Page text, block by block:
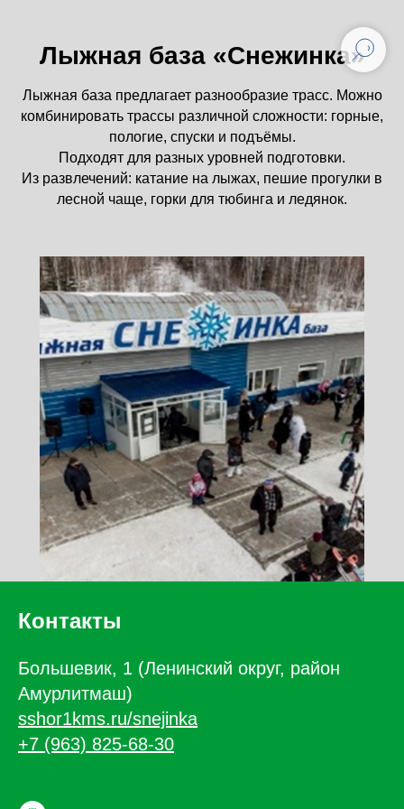
Лыжная база «Снежинка»
Лыжная база предлагает разнообразие трасс. Можно
комбинировать трассы различной сложности: горные,
пологие, спуски и подъёмы.
Подходят для разных уровней подготовки.
Из развлечений: катание на лыжах, пешие прогулки в
лесной чаще, горки для тюбинга и ледянок.
Контакты
Большевик, 1 (Ленинский округ, район
Амурлитмаш)
sshor1kms.ru/snejinka
+7 (963) 825-68-30